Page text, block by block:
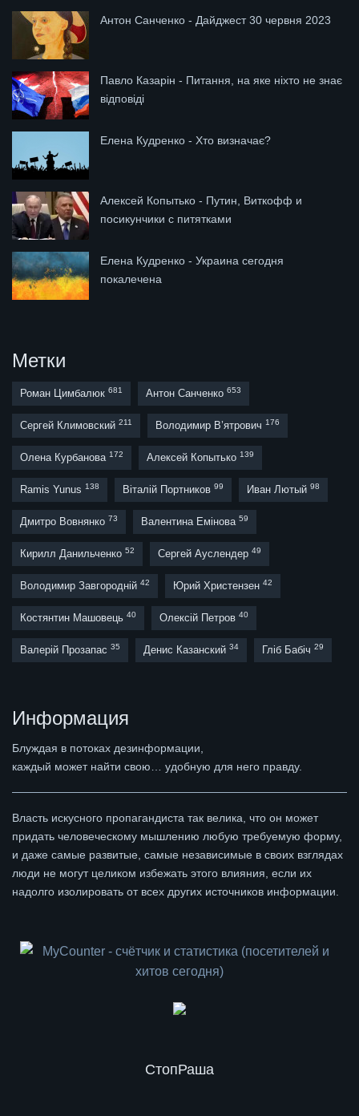
Антон Санченко - Дайджест 30 червня 2023
Павло Казарін - Питання, на яке ніхто не знає
відповіді
Елена Кудренко - Хто визначає?
Алексей Копытько - Путин, Виткофф и
посикунчики с питятками
Елена Кудренко - Украина сегодня
покалечена
Метки
Роман Цимбалюк 681 Антон Санченко 653
Сергей Климовский 211 Володимир В’ятрович 176
Олена Курбанова 172 Алексей Копытько 139
Ramis Yunus 138 Віталій Портников 99 Иван Лютый 98
Дмитро Вовнянко 73 Валентина Емінова 59
Кирилл Данильченко 52 Сергей Ауслендер 49
Володимир Завгородній 42 Юрий Христензен 42
Костянтин Машовець 40 Олексій Петров 40
Валерій Прозапас 35 Денис Казанский 34 Гліб Бабіч 29
Информация
Блуждая в потоках дезинформации,
каждый может найти свою… удобную для него правду.
Власть искусного пропагандиста так велика, что он может
придать человеческому мышлению любую требуемую форму,
и даже самые развитые, самые независимые в своих взглядах
люди не могут целиком избежать этого влияния, если их
надолго изолировать от всех других источников информации.
СтопРаша